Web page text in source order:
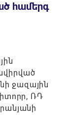
համերգ
ջազային
ՌԴ